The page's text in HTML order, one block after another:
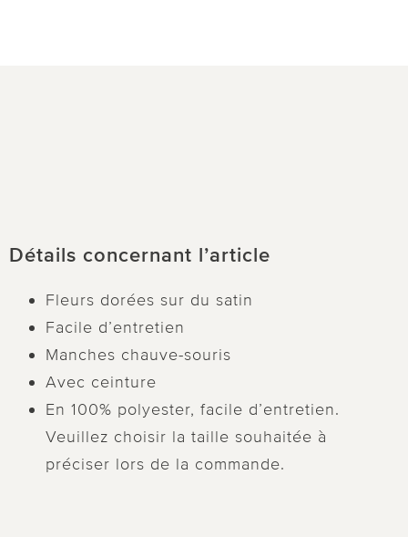
Détails concernant l’article
Fleurs dorées sur du satin
Facile d’entretien
Manches chauve-souris
Avec ceinture
En 100% polyester, facile d’entretien.
Veuillez choisir la taille souhaitée à
préciser lors de la commande.